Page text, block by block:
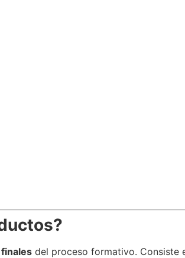
del proceso formativo. Consiste